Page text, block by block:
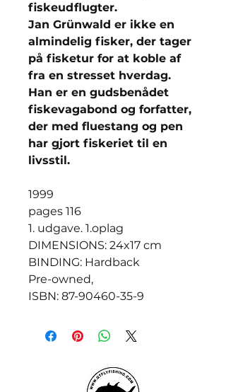
fiskeudflugter.
Jan Grünwald er ikke en
almindelig fisker, der tager
på fisketur for at koble af
fra en stresset hverdag.
Han er en gudsbenådet
fiskevagabond og forfatter,
der med fluestang og pen
har gjort fiskeriet til en
livsstil.
1999
pages 116
1. udgave. 1.oplag
DIMENSIONS: 24x17 cm
BINDING: Hardback
Pre-owned,
ISBN: 87-90460-35-9